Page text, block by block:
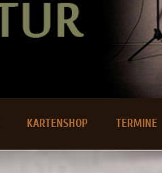
KARTENSHOP TERMINE